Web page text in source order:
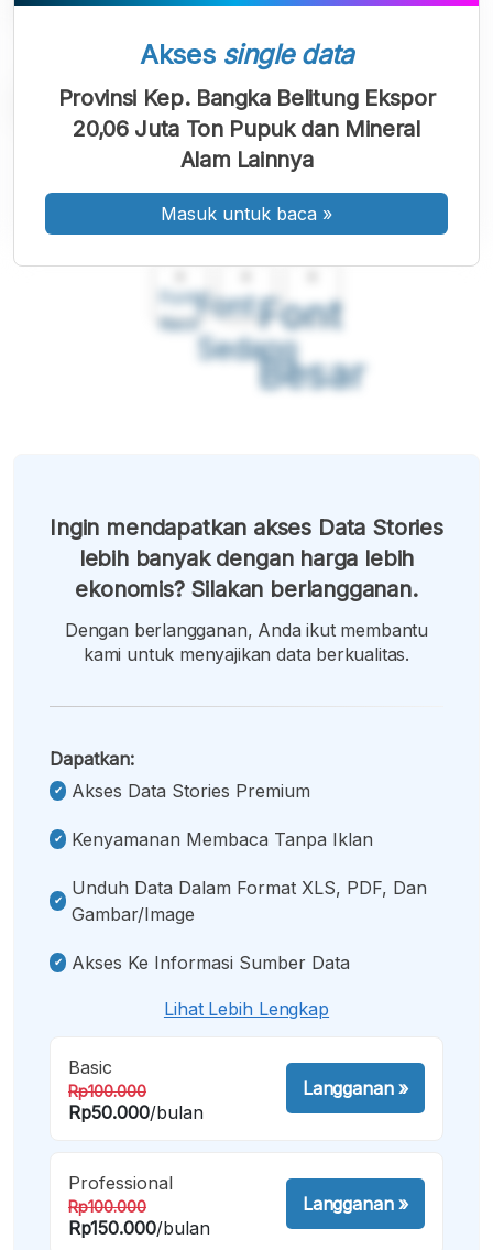
Font
Kecil
Font
Sedang
Font
Besar
Akses single data
Provinsi Kep. Bangka Belitung Ekspor
20,06 Juta Ton Pupuk dan Mineral
Alam Lainnya
Masuk untuk baca »
Ingin mendapatkan akses Data Stories
lebih banyak dengan harga lebih
ekonomis? Silakan berlangganan.
Dengan berlangganan, Anda ikut membantu
kami untuk menyajikan data berkualitas.
Dapatkan:
Akses Data Stories Premium
Kenyamanan Membaca Tanpa Iklan
Unduh Data Dalam Format XLS, PDF, Dan
Gambar/image
Akses Ke Informasi Sumber Data
Lihat Lebih Lengkap
Basic
Rp100.000
Rp50.000/bulan
Langganan»
Professional
Rp100.000
Rp150.000/bulan
Langganan»